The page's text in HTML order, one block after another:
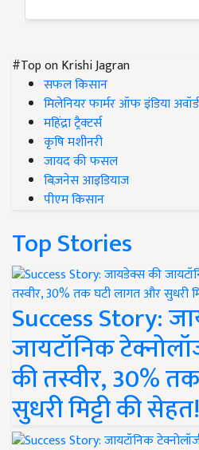
#Top on Krishi Jagran
सफल किसान
मिलेनियर फार्मर ऑफ इंडिया अवॉर्ड
महिंद्रा ट्रैक्टर्स
कृषि मशीनरी
जायद की फसल
बिज़नेस आइडियाज
पीएम किसान
Top Stories
Success Story:
जायटॉनिक
की तस्वीर, 30%
सुधरी मिट्टी की सेहत!